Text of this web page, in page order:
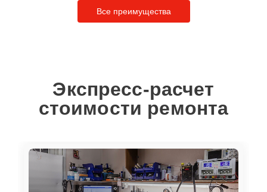
Все преимущества
Экспресс-расчет
стоимости ремонта